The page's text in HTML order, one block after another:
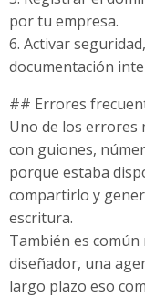
por tu empresa.
6. Activar
documentación
## Errores
Uno de los errores
con guiones,
porque estaba
compartirlo y
escritura.
También es
diseñador, una
largo plazo eso